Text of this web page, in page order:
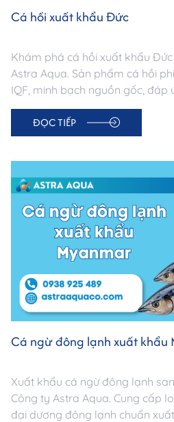
Cá hồi xuất khẩu Đức
Khám phá cá hồi xuất khẩu
Astra Aqua. Sản phẩm cá hồi
IQF, minh bạch nguồn gốc, đáp
chuẩn thị trường Đức. Đối tác tin
nhập khẩu thủy sản châu Âu.
ĐỌC TIẾP
Cá ngừ đông lạnh xuất khẩu
Xuất khẩu cá ngừ đông lạnh
Công ty Astra Aqua. Cung cấp
đại dương đông lạnh chuẩn